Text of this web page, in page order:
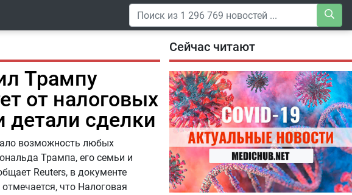
Трампу
от налоговых
сделки
возможность любых
Трампа, его семьи и
Reuters, в документе
что Налоговая
Сейчас читают